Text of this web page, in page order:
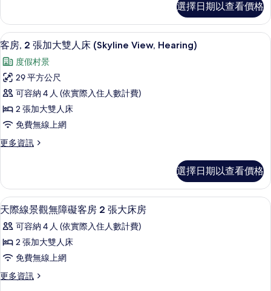
床
(Hearing)
的
所
有
相
片
床
(Hearing)
的
詳
情
加
大
雙
人
床
(Hearing)
的
所
有
客
房,
2
加
大
雙
人
床
(Hearing)
的
詳
選擇日期以查看價格
顯
示
客
房,
2
張
加
大
人
床
(Skyline
View,
Hearing)
的
有
客房內保險箱、書桌、熨斗/熨衣板、
7
客房, 2 張加大雙人床 (Skyline View, Hearing)
度假村景
29 平方公尺
可容納 4 人 (依實際入住人數計費)
2 張加大雙人床
免費無線上網
更多資訊
更
2
張
加
雙
人
(Skyline
View,
Hearing)
選擇日期以查看價格
顯
示
天
際
景
客房內保險箱、書桌、熨斗/熨衣板、
3
天際線景觀無障礙客房 2 張大床房
可容納 4 人 (依實際入住人數計費)
2 張加大雙人床
免費無線上網
更多資訊
更